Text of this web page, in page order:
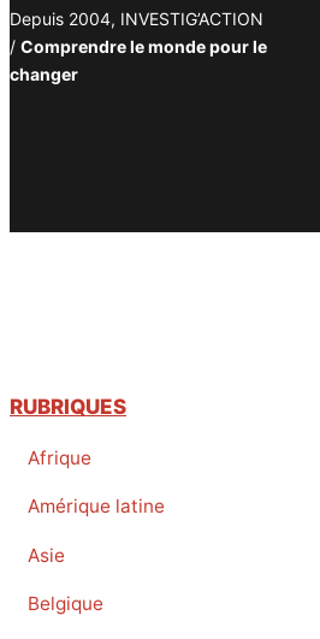
Depuis 2004, INVESTIG’ACTION
/ Comprendre le monde pour le
changer
RUBRIQUES
Afrique
Amérique latine
Asie
Belgique